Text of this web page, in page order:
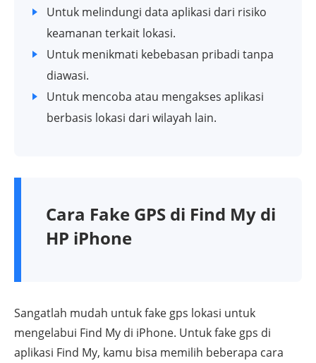
Untuk melindungi data aplikasi dari risiko
keamanan terkait lokasi.
Untuk menikmati kebebasan pribadi tanpa
diawasi.
Untuk mencoba atau mengakses aplikasi
berbasis lokasi dari wilayah lain.
Cara Fake GPS di Find My di
HP iPhone
Sangatlah mudah untuk fake gps lokasi untuk
mengelabui Find My di iPhone. Untuk fake gps di
aplikasi Find My, kamu bisa memilih beberapa cara